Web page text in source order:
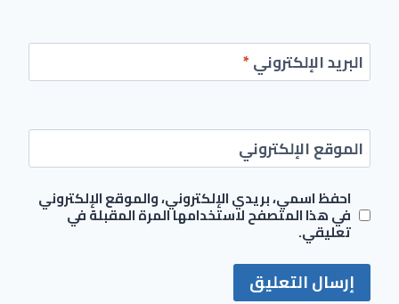
البريد الإلكتروني*
الموقع الإلكتروني
احفظ اسمي، بريدي الإلكتروني، والموقع الإلكتروني
في هذا المتصفح لاستخدامها المرة المقبلة في
تعليقي.